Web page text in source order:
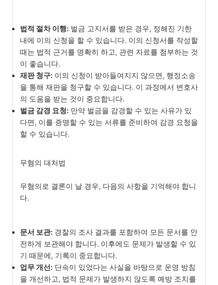
법적 절차 이행: 벌금 고지서를 받은 경우, 정해진 기한
내에 이의 신청을 할 수 있습니다. 이의 신청서를 작성할
때는 법적 근거를 명확히 하고, 관련 자료를 첨부하는 것
이 좋습니다.
재판 청구: 이의 신청이 받아들여지지 않으면, 행정소송
을 통해 재판을 청구할 수 있습니다. 이 과정에서 변호사
의 도움을 받는 것이 중요합니다.
벌금 감경 요청: 만약 벌금을 감경할 수 있는 사유가 있
다면, 이를 증명할 수 있는 서류를 준비하여 감경 요청을
할 수 있습니다.
무혐의 대처법
무혐의로 결론이 날 경우, 다음의 사항을 기억해야 합니
다.
문서 보관: 경찰의 조사 결과를 포함하여 모든 문서를 안
전하게 보관해야 합니다. 이후에도 문제가 발생할 수 있
기 때문에, 기록이 중요합니다.
업무 개선: 단속이 있었다는 사실을 바탕으로 운영 방침
을 개선하고, 법적 문제가 발생하지 않도록 예방 조치를